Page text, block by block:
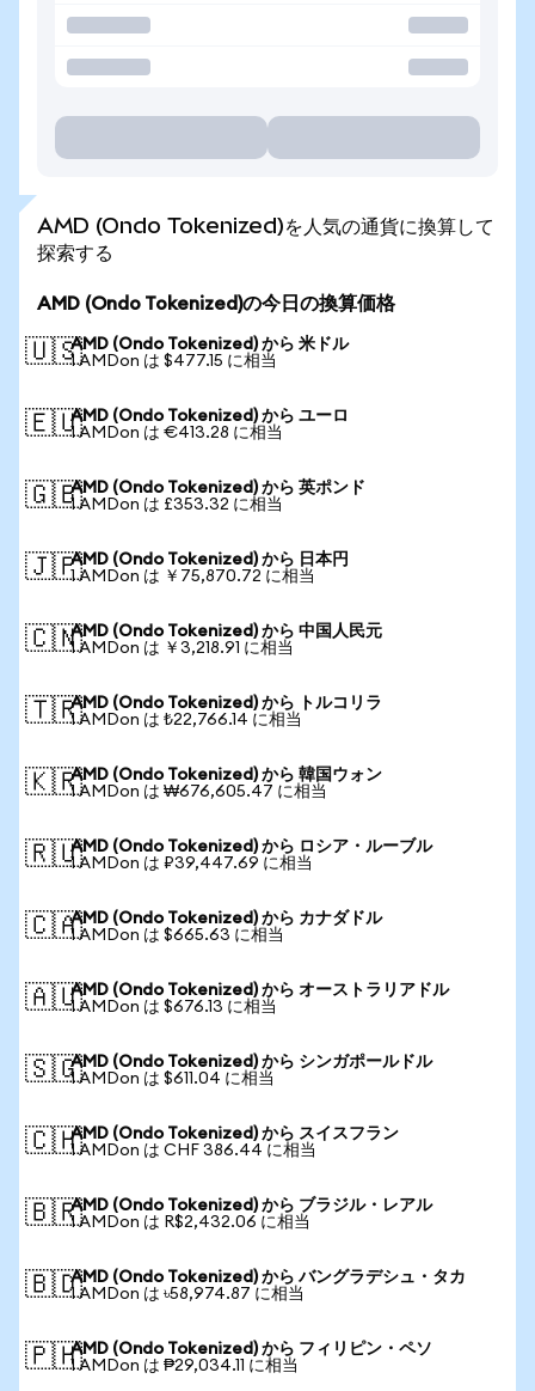
AMD (Ondo Tokenized)を人気の通貨に換算して
探索する
AMD (Ondo Tokenized)の今日の換算価格
🇺🇸AMD (Ondo Tokenized) から 米ドル
1 AMDon は $477.15 に相当
🇪🇺AMD (Ondo Tokenized) から ユーロ
1 AMDon は €413.28 に相当
🇬🇧AMD (Ondo Tokenized) から 英ポンド
1 AMDon は £353.32 に相当
🇯🇵AMD (Ondo Tokenized) から 日本円
1 AMDon は ￥75,870.72 に相当
🇨🇳AMD (Ondo Tokenized) から 中国人民元
1 AMDon は ￥3,218.91 に相当
🇹🇷AMD (Ondo Tokenized) から トルコリラ
1 AMDon は ₺22,766.14 に相当
🇰🇷AMD (Ondo Tokenized) から 韓国ウォン
1 AMDon は ₩676,605.47 に相当
🇷🇺AMD (Ondo Tokenized) から ロシア・ルーブル
1 AMDon は ₽39,447.69 に相当
🇨🇦AMD (Ondo Tokenized) から カナダドル
1 AMDon は $665.63 に相当
🇦🇺AMD (Ondo Tokenized) から オーストラリアドル
1 AMDon は $676.13 に相当
🇸🇬AMD (Ondo Tokenized) から シンガポールドル
1 AMDon は $611.04 に相当
🇨🇭AMD (Ondo Tokenized) から スイスフラン
1 AMDon は CHF 386.44 に相当
🇧🇷AMD (Ondo Tokenized) から ブラジル・レアル
1 AMDon は R$2,432.06 に相当
🇧🇩AMD (Ondo Tokenized) から バングラデシュ・タカ
1 AMDon は ৳58,974.87 に相当
🇵🇭AMD (Ondo Tokenized) から フィリピン・ペソ
1 AMDon は ₱29,034.11 に相当